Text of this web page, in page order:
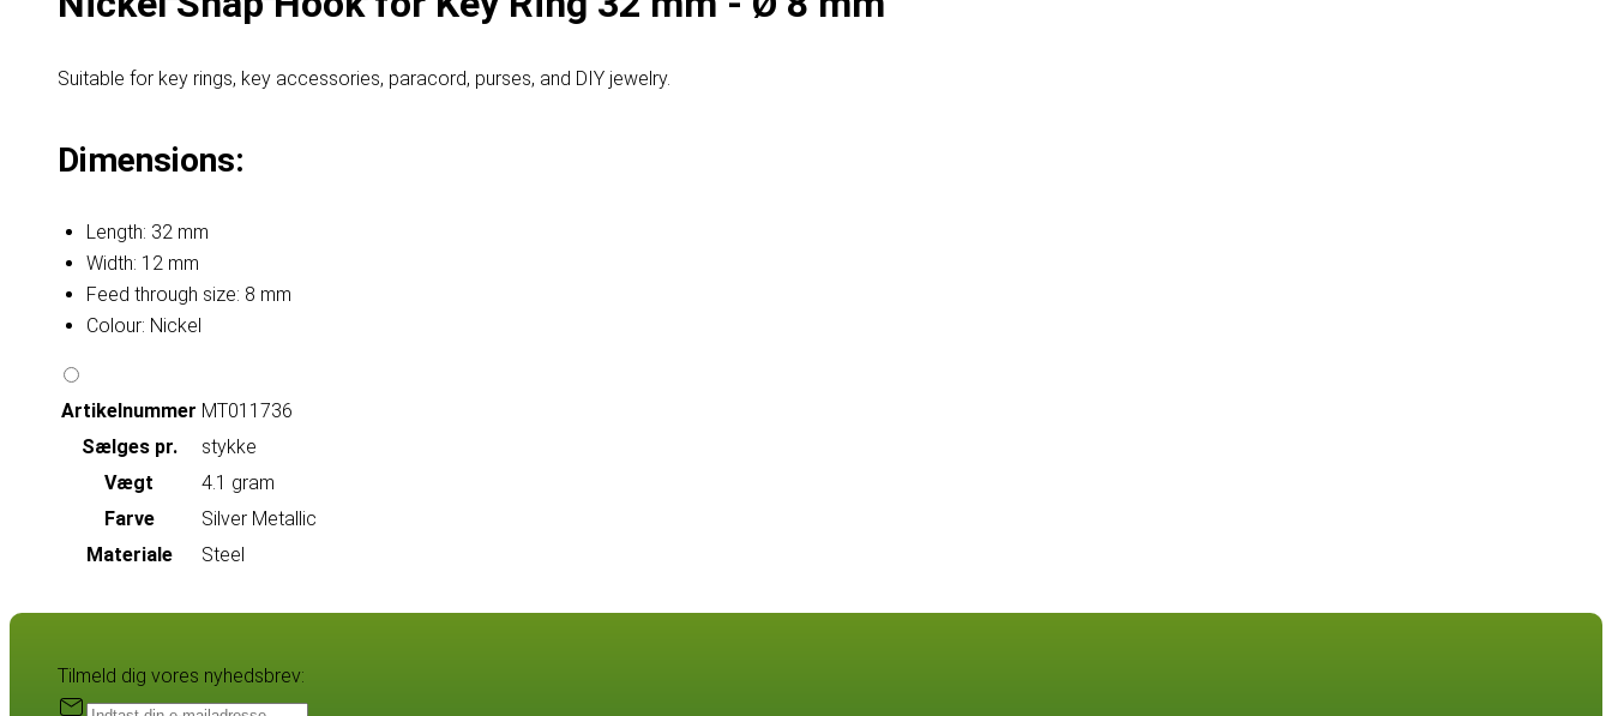
Suitable for key rings, key accessories, paracord, purses, and DIY jewelry.
Dimensions:
Length: 32 mm
Width: 12 mm
Feed through size: 8 mm
Colour: Nickel
Artikelnummer MT011736
Sælges pr.
stykke
Vægt
4.1 gram
Farve
Silver Metallic
Materiale
Steel
Tilmeld dig vores nyhedsbrev: